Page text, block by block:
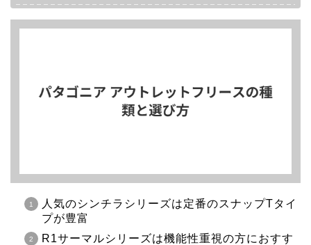
人気のシンチラシリーズは定番のスナップTタイ
プが豊富
R1サーマルシリーズは機能性重視の方におすす